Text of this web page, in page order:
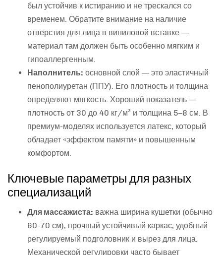
был устойчив к истиранию и не трескался со
временем. Обратите внимание на наличие
отверстия для лица в виниловой вставке —
материал там должен быть особенно мягким и
гипоаллергенным.
Наполнитель: основной слой — это эластичный
пенополиуретан (ППУ). Его плотность и толщина
определяют мягкость. Хороший показатель —
плотность от 30 до 40 кг/м³ и толщина 5–8 см. В
премиум-моделях используется латекс, который
обладает «эффектом памяти» и повышенным
комфортом.
Ключевые параметры для разных
специализаций
Для массажиста: важна ширина кушетки (обычно
60-70 см), прочный устойчивый каркас, удобный
регулируемый подголовник и вырез для лица.
Механической регулировки часто бывает